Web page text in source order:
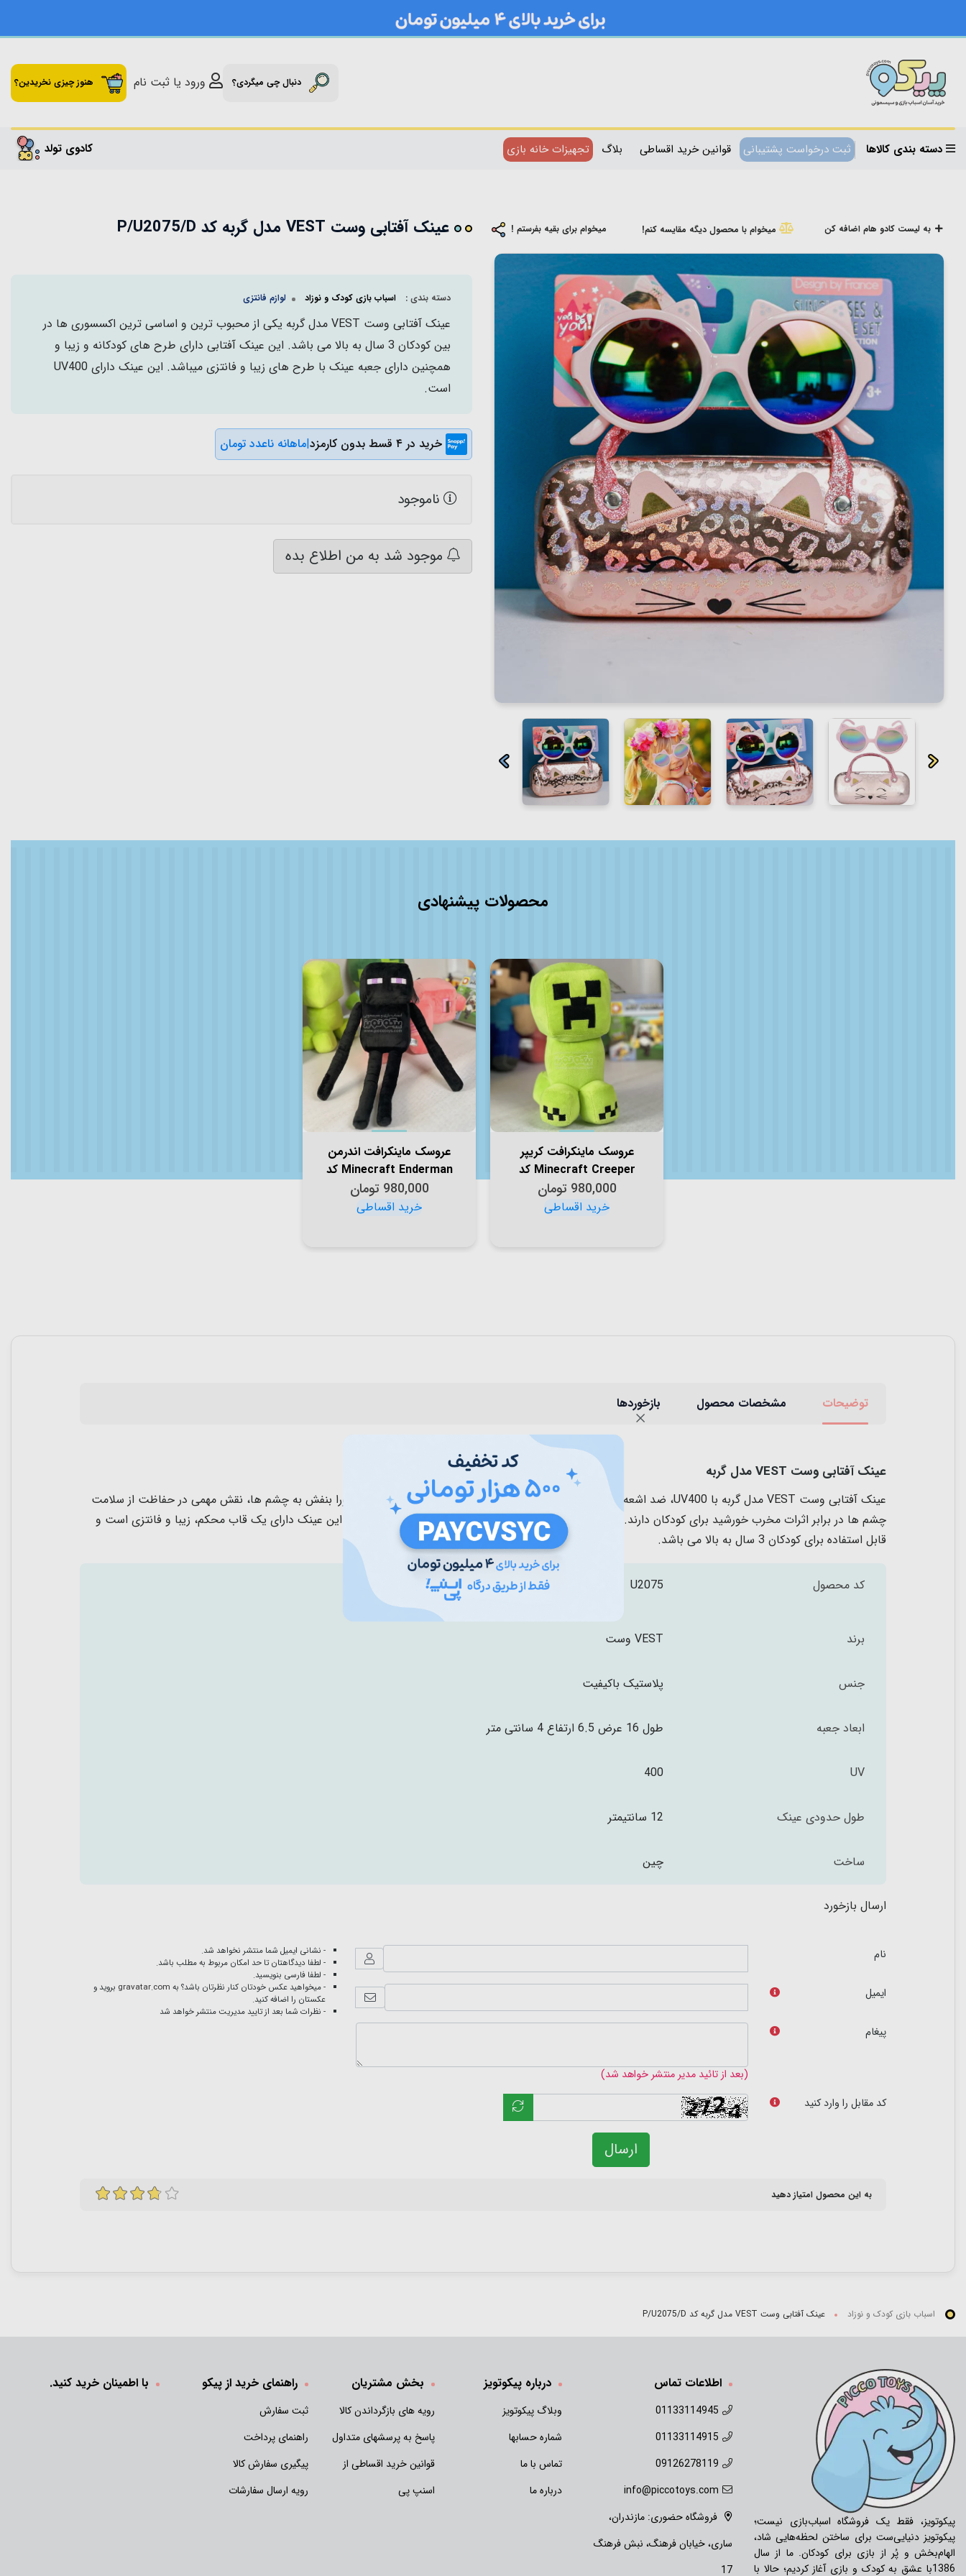
دنبال چی میگردی؟ ورود یا ثبت نام هنوز چیزی نخریدین؟
دسته بندی کالاها ثبت درخواست پشتیبانی قوانین خرید اقساطی بلاگ تجهیزات خانه بازی کادوی تولد
به لیست کادو هام اضافه کن میخوام با محصول دیگه مقایسه کنم! میخوام برای بقیه بفرستم ! عینک آفتابی وست VEST مدل گربه کد P/U2075/D
دسته بندی : اسباب بازی کودک و نوزاد لوازم فانتزی
عینک آفتابی وست VEST مدل گربه یکی از محبوب ترین و اساسی ترین اکسسوری ها در
بین کودکان 3 سال به بالا می باشد. این عینک آفتابی دارای طرح های کودکانه و زیبا و
همچنین دارای جعبه عینک با طرح های زیبا و فانتزی میباشد. این عینک دارای UV400
است.
خرید در ۴ قسط بدون کارمزد |ماهانه ناعدد تومان
ناموجود
موجود شد به من اطلاع بده
محصولات پیشنهادی
عروسک ماینکرافت کریپر
Minecraft Creeper کد
AF100247
980,000 تومان
عروسک ماینکرافت اندرمن
Minecraft Enderman کد
سایز کوچک AF100245
980,000 تومان
توضیحات مشخصات محصول بازخوردها
عینک آفتابی وست VEST مدل گربه
عینک آفتابی وست VEST مدل گربه با UV400، ضد اشعه ماورا بنفش بوده و با توانایی جلوگیری از ورود اشعه های ماورا بنفش به چشم ها، نقش مهمی در حفاظت از سلامت
چشم ها در برابر اثرات مخرب خورشید برای کودکان دارند. بدنه و قاب این عینک آفتابی بسیار با کیفیت و محکم است. این عینک دارای یک قاب محکم، زیبا و فانتزی است و
قابل استفاده برای کودکان 3 سال به بالا می باشد.
کد محصول U2075
برند VEST وست
جنس پلاستیک باکیفیت
ابعاد جعبه طول 16 عرض 6.5 ارتفاع 4 سانتی متر
UV
400
طول حدودی عینک 12 سانتیمتر
ساخت چین
ارسال بازخورد
نام
ایمیل
پیغام
(بعد از تائید مدیر منتشر خواهد شد)
کد مقابل را وارد کنید
ارسال
- نشانی ایمیل شما منتشر نخواهد شد.
- لطفا دیدگاهتان تا حد امکان مربوط به مطلب باشد.
- لطفا فارسی بنویسید.
- میخواهید عکس خودتان کنار نظرتان باشد؟ به gravatar.com بروید و
عکستان را اضافه کنید.
- نظرات شما بعد از تایید مدیریت منتشر خواهد شد
به این محصول امتیاز دهید
اسباب بازی کودک و نوزاد عینک آفتابی وست VEST مدل گربه کد P/U2075/D
پیکوتویز، فقط یک فروشگاه اسباب‌بازی نیست؛
پیکوتویز دنیایی‌ست برای ساختن لحظه‌هایی شاد،
الهام‌بخش و پُر از بازی برای کودکان. ما از سال
1386با عشق به کودک و بازی آغاز کردیم؛ حالا با
اطلاعات تماس
01133114945
01133114915
09126278119
info@piccotoys.com
فروشگاه حضوری: مازندران،
ساری، خیابان فرهنگ، نبش فرهنگ
17
درباره پیکوتویز
وبلاگ پیکوتویز
شماره حسابها
تماس با ما
درباره ما
بخش مشتریان
رویه های بازگرداندن کالا
پاسخ به پرسشهای متداول
قوانین خرید اقساطی از
اسنپ پی
راهنمای خرید از پیکو
ثبت سفارش
راهنمای پرداخت
پیگیری سفارش کالا
رویه ارسال سفارشات
با اطمینان خرید کنید.